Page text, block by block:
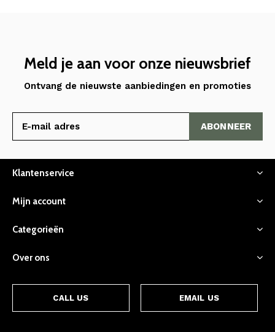
Meld je aan voor onze nieuwsbrief
Ontvang de nieuwste aanbiedingen en promoties
ABONNEER
Klantenservice
Mijn account
Categorieën
Over ons
CALL US EMAIL US